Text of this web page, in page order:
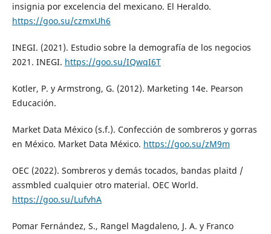
insignia por excelencia del mexicano. El Heraldo.
https://goo.su/czmxUh6
INEGI. (2021). Estudio sobre la demografía de los negocios
2021. INEGI. https://goo.su/IQwqI6T
Kotler, P. y Armstrong, G. (2012). Marketing 14e. Pearson
Educación.
Market Data México (s.f.). Confección de sombreros y gorras
en México. Market Data México. https://goo.su/zM9m
OEC (2022). Sombreros y demás tocados, bandas plaitd /
assmbled cualquier otro material. OEC World.
https://goo.su/LufvhA
Pomar Fernández, S., Rangel Magdaleno, J. A. y Franco